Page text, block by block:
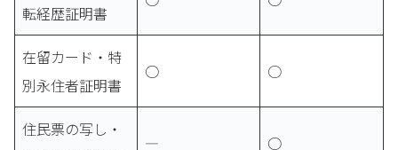
転経歴証明書
在留カード・特
別永住者証明書
○ ○
住民票の写し・
― ○